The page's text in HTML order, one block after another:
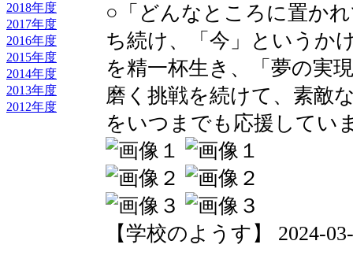
2018年度
2017年度
2016年度
2015年度
2014年度
2013年度
2012年度
○「どんなところに置か
ち続け、「今」というか
を精一杯生き、「夢の実
磨く挑戦を続けて、素敵
をいつまでも応援してい
【学校のようす】 2024-